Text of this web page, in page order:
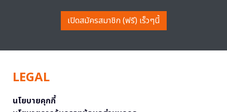
เปิดสมัครสมาชิก (ฟรี) เร็วๆนี้
LEGAL
นโยบายคุกกี้